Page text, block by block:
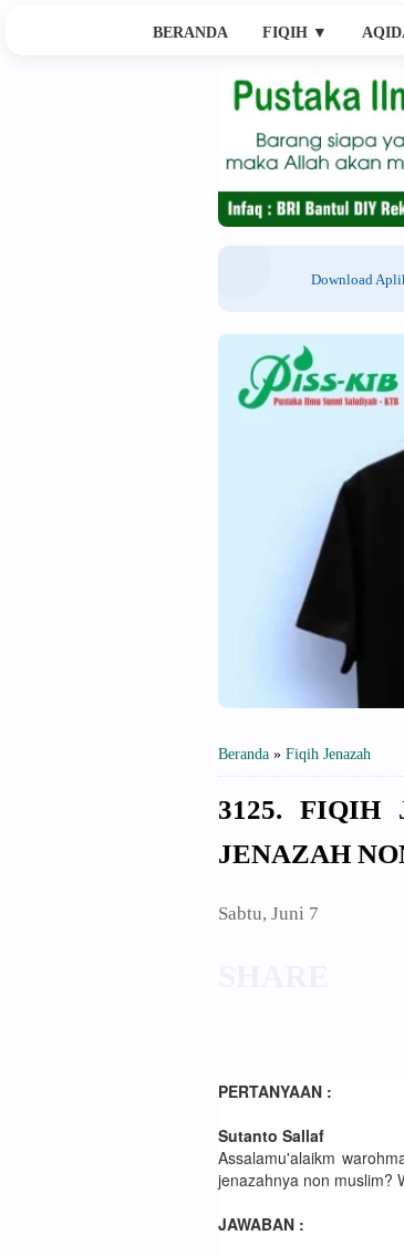
BERANDA FIQIH ▼
Download
Beranda » Fiqih Jenazah
3125. FIQIH
JENAZAH
Sabtu, Juni 7
PERTANYAAN :
Sutanto Sallaf
Assalamu'alaikm
jenazahnya non muslim?
JAWABAN :